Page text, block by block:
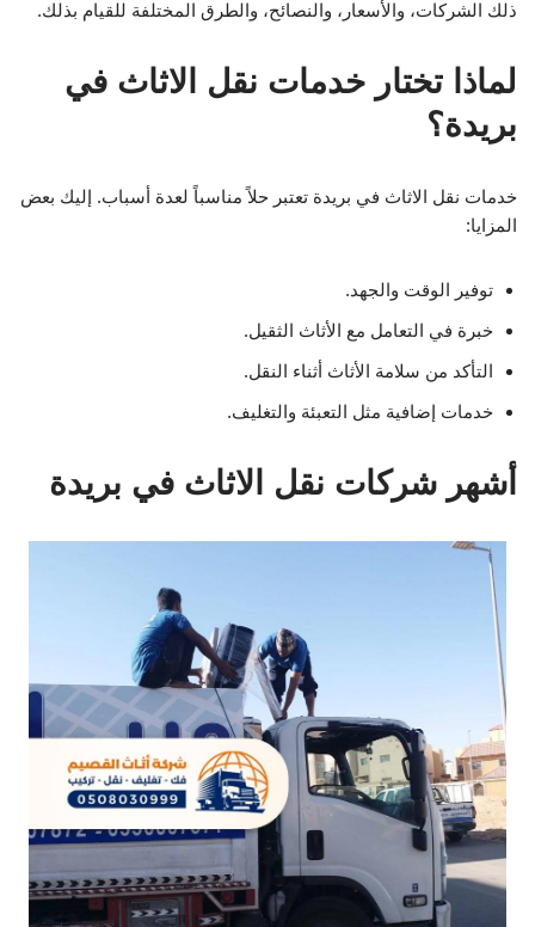
ذلك الشركات، والأسعار، والنصائح، والطرق المختلفة للقيام بذلك.
لماذا تختار خدمات نقل الاثاث في
بريدة؟
خدمات نقل الاثاث في بريدة تعتبر حلاً مناسباً لعدة أسباب. إليك بعض
المزايا:
توفير الوقت والجهد.
خبرة في التعامل مع الأثاث الثقيل.
التأكد من سلامة الأثاث أثناء النقل.
خدمات إضافية مثل التعبئة والتغليف.
أشهر شركات نقل الاثاث في بريدة